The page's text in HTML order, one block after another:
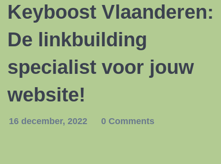
España
Keyboost Vlaanderen:
De linkbuilding
specialist voor jouw
website!
16 december, 2022 0 Comments